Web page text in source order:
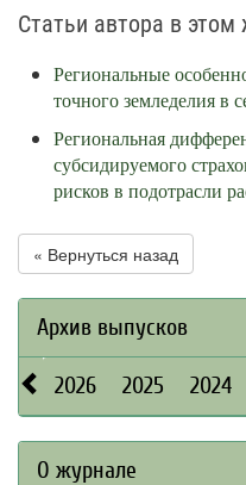
Статьи автора в этом
Региональные
точного земледелия в
Региональная
субсидируемого
рисков в подотрасли
« Вернуться назад
Архив выпусков
2026 2025 2024
О журнале